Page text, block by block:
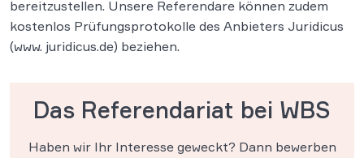
bereitzustellen. Unsere Referendare können zudem
kostenlos Prüfungsprotokolle des Anbieters Juridicus
(www. juridicus.de) beziehen.
Das Referendariat bei WBS
Haben wir Ihr Interesse geweckt? Dann bewerben